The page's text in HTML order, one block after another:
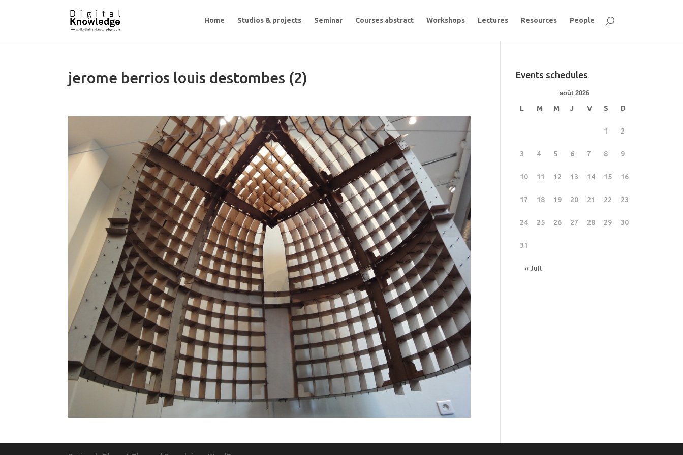
Home Studios & projects Seminar Courses abstract Workshops Lectures Resources People
jerome berrios louis destombes (2) Events schedules
août 2026
L M M J V S D
« Juil
1 2
3 4 5 6 7 8 9
10 11 12 13 14 15 16
17 18 19 20 21 22 23
24 25 26 27 28 29 30
31